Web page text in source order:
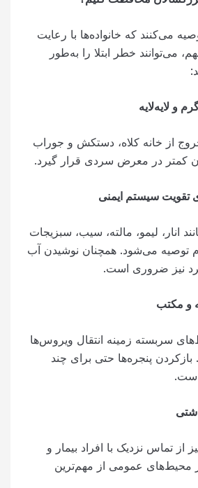
می‌کنند که خانواده‌ها با رعایت
می‌توانند خطر ابتلا را به‌طور
و لایه‌لایه
از خانه کلاه، دستکش و جوراب
کمتر در معرض سردی قرار گیرد.
تقویت سیستم ایمنی
انار، لیمو، مالته، سیب، سبزیجات
توصیه می‌شود. همچنان نوشیدن آب
نیز ضروری است.
و مکتب
سربسته زمینه انتقال ویروس‌ها
پنجره‌ها حتی برای چند
تماس نزدیک با افراد بیمار و
محیط‌های عمومی از مهم‌ترین